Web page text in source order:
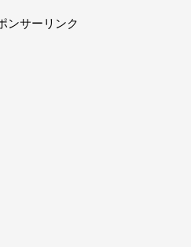
ンサーリンク